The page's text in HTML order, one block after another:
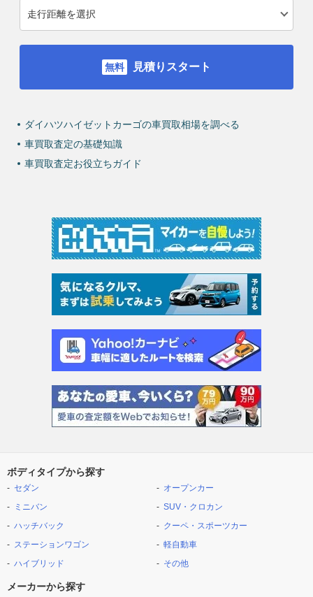
見積りスタート
ダイハツハイゼットカーゴの車買取相場を調べる
車買取査定の基礎知識
車買取査定お役立ちガイド
ボディタイプから探す
セダン
ミニバン
ハッチバック
ステーションワゴン
ハイブリッド
オープンカー
SUV・クロカン
クーペ・スポーツカー
軽自動車
その他
メーカーから探す